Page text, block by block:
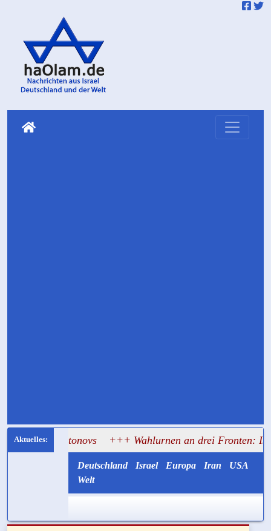
Antonovs +++ Wahlurnen an drei Fronten: Israel lässt
Deutschland Israel Europa Iran
USA
Welt